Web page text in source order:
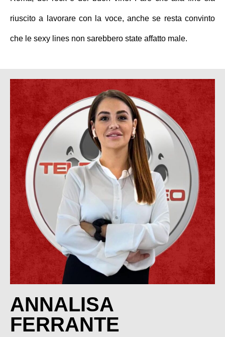
riuscito a lavorare con la voce, anche se resta convinto
che le sexy lines non sarebbero state affatto male.
ANNALISA
FERRANTE